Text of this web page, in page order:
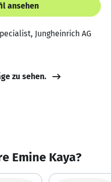
ansehen
Jungheinrich AG
zu sehen.
Emine Kaya?